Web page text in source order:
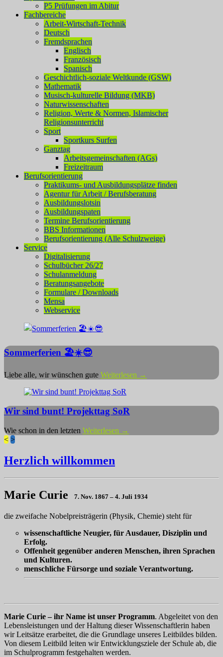
P5 Prüfungen im Abitur
Fachbereiche
Arbeit-Wirtschaft-Technik
Deutsch
Fremdsprachen
Englisch
Französisch
Spanisch
Geschichtlich-soziale Weltkunde (GSW)
Mathematik
Musisch-kulturelle Bildung (MKB)
Naturwissenschaften
Religion, Werte & Normen, Islamischer
Religionsunterricht
Sport
Sportkurs Surfen
Ganztag
Arbeitsgemeinschaften (AGs)
Freizeitraum
Berufsorientierung
Praktikums- und Ausbildungsplätze finden
Agentur für Arbeit / Berufsberatung
Ausbildungslotsin
Ausbildungspaten
Termine Berufsorientierung
BBS Informationen
Berufsorientierung (Alle Schulzweige)
Service
Digitalisierung
Schulbücher 26/27
Schulanmeldung
Beratungsangebote
Formulare / Downloads
Mensa
Webservice
Sommerferien 🏖️☀️😎
Liebe alle, wir wünschen gute Weiterlesen →
Wir sind bunt! Projekttag SoR
Wie schon in den letzten Weiterlesen →
< >
Herzlich willkommen
Marie Curie 7. Nov. 1867 – 4. Juli 1934
die zweifache Nobelpreisträgerin (Physik, Chemie) steht für
wissenschaftliche Neugier, für Ausdauer, Disziplin und
Erfolg.
Offenheit gegenüber anderen Menschen, ihren Sprachen
und Kulturen.
menschliche Fürsorge und soziale Verantwortung.
Marie Curie – ihr Name ist unser Programm. Abgeleitet von den
Lebensleistungen und der Haltung dieser Wissenschaftlerin haben
wir Leitsätze erarbeitet, die die Grundlage unseres Leitbildes bilden.
Von diesem Leitbild leiten wir Entwicklungsziele der Schule ab, die
im Schulprogramm festgehalten werden.